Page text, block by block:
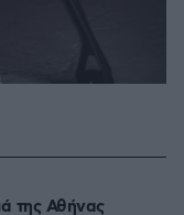
της Αθήνας